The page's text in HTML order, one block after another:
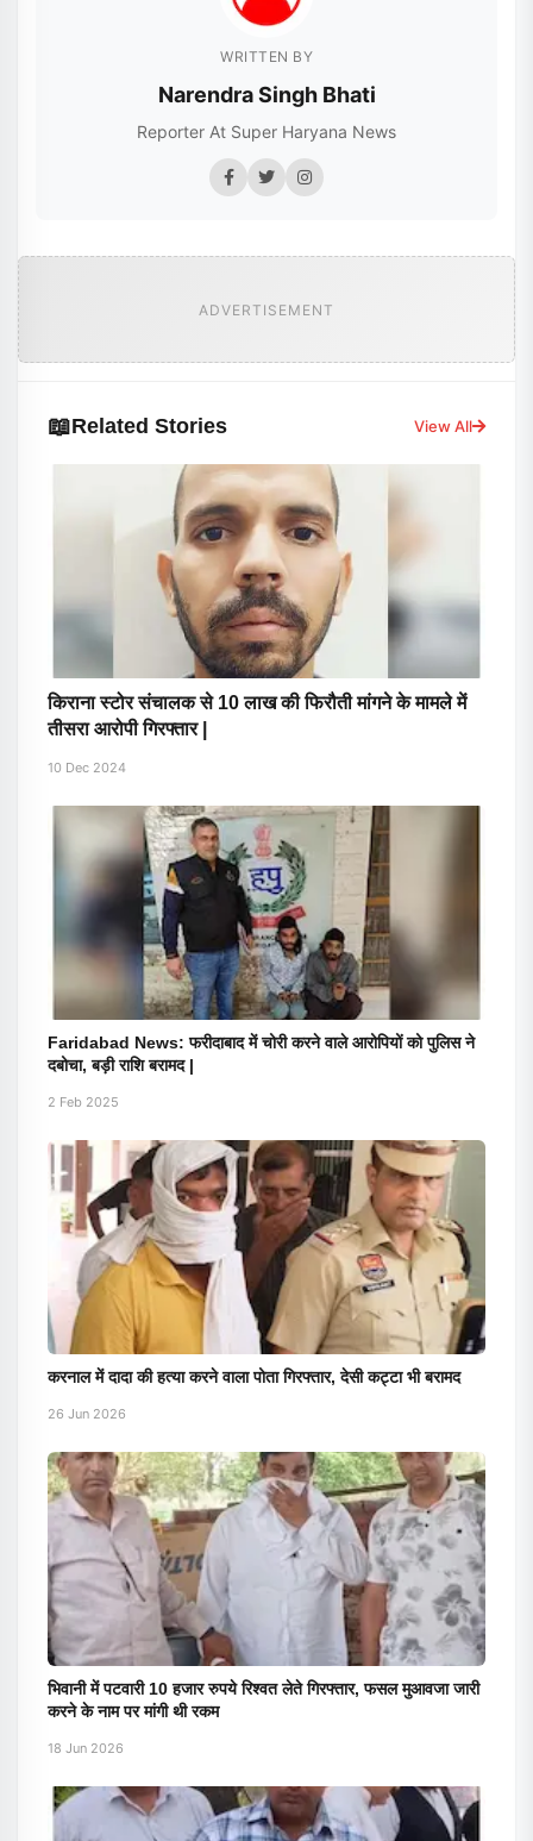
WRITTEN BY
Narendra Singh Bhati
Reporter At Super Haryana News
ADVERTISEMENT
📖Related Stories View All
किराना स्टोर संचालक से 10 लाख की फिरौती मांगने के मामले में
तीसरा आरोपी गिरफ्तार |
10 Dec 2024
Faridabad News: फरीदाबाद में चोरी करने वाले आरोपियों को पुलिस ने
दबोचा, बड़ी राशि बरामद |
2 Feb 2025
करनाल में दादा की हत्या करने वाला पोता गिरफ्तार, देसी कट्टा भी बरामद
26 Jun 2026
भिवानी में पटवारी 10 हजार रुपये रिश्वत लेते गिरफ्तार, फसल मुआवजा जारी
करने के नाम पर मांगी थी रकम
18 Jun 2026